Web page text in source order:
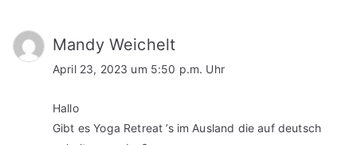
Mandy Weichelt
April 23, 2023 um 5:50 p.m. Uhr
Hallo
Gibt es Yoga Retreat ’s im Ausland die auf deutsch